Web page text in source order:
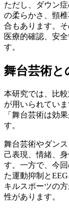
ただし、ダウン
の柔らかさ、頸
合もあります。
医療的確認、安
す。
舞台芸術と
本研究では、比
が用いられてい
「舞台芸術は効
す。
舞台芸術やダン
己表現、情緒、
す。一方で、今
た運動抑制と
キルスポーツの
性があります。